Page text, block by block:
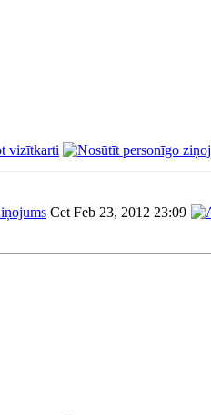
Cet Feb 23, 2012 23:09